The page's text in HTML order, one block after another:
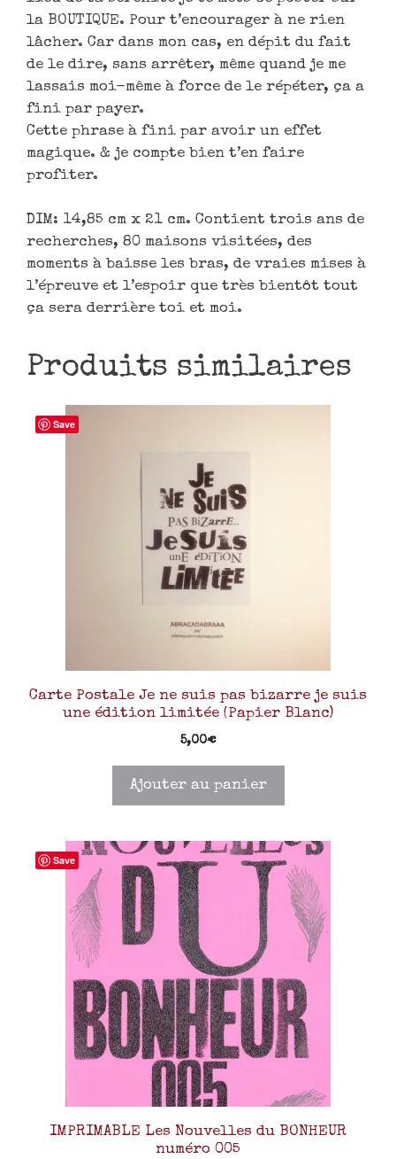
la BOUTIQUE. Pour t’encourager à ne rien
lâcher. Car dans mon cas, en dépit du fait
de le dire, sans arrêter, même quand je me
lassais moi-même à force de le répéter, ça a
fini par payer.
Cette phrase à fini par avoir un effet
magique. & je compte bien t’en faire
profiter.
DIM: 14,85 cm x 21 cm. Contient trois ans de
recherches, 80 maisons visitées, des
moments à baisse les bras, de vraies mises à
l’épreuve et l’espoir que très bientôt tout
ça sera derrière toi et moi.
Produits similaires
Save
Carte Postale Je ne suis pas bizarre je suis
une édition limitée (Papier Blanc)
5,00€
Ajouter au panier
Save
IMPRIMABLE Les Nouvelles du BONHEUR
numéro 005